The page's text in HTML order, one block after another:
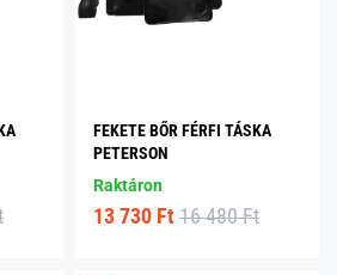
FEKETE BŐR FÉRFI TÁSKA
PETERSON
Raktáron
13 730 Ft 16 480 Ft